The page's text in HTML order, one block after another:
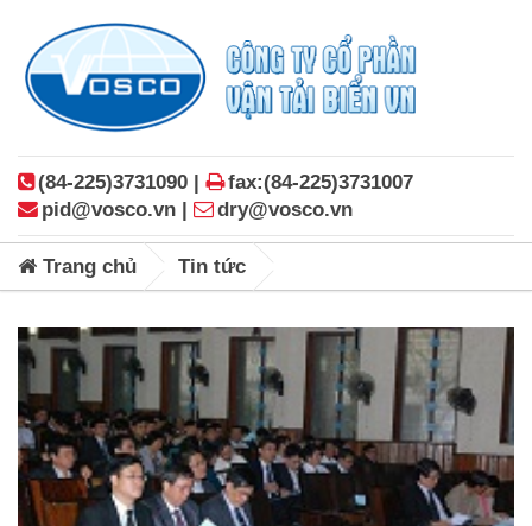
(84-225)3731090 |
fax:(84-225)3731007
pid@vosco.vn |
dry@vosco.vn
Trang chủ Tin tức